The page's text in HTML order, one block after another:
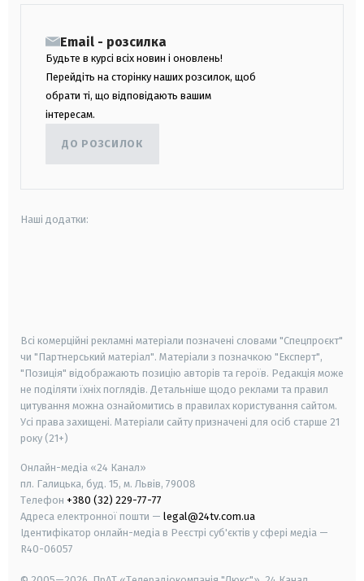
Email - розсилка
Будьте в курсі всіх новин і оновлень!
Перейдіть на сторінку наших розсилок, щоб
обрати ті, що відповідають вашим
інтересам.
ДО РОЗСИЛОК
Наші додатки:
Всі комерційні рекламні матеріали позначені словами "Спецпроєкт"
чи "Партнерський матеріал". Матеріали з позначкою "Експерт",
"Позиція" відображають позицію авторів та героїв. Редакція може
не поділяти їхніх поглядів. Детальніше щодо реклами та правил
цитування можна ознайомитись в правилах користування сайтом.
Усі права захищені. Матеріали сайту призначені для осіб старше 21
року (21+)
Онлайн-медіа «24 Канал»
пл. Галицька, буд. 15, м. Львів, 79008
Телефон +380 (32) 229-77-77
Адреса електронної пошти — legal@24tv.com.ua
Ідентифікатор онлайн-медіа в Реєстрі суб'єктів у сфері медіа —
R40-06057